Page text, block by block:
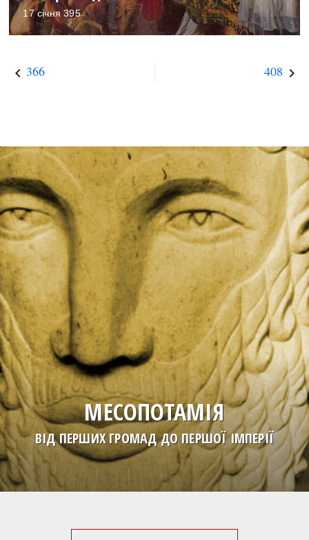
17 січня 395
keyboard_arrow_left 366 408 keyboard_arrow_right
МЕСОПОТАМІЯ
ВІД ПЕРШИХ ГРОМАД ДО ПЕРШОЇ ІМПЕРІЇ